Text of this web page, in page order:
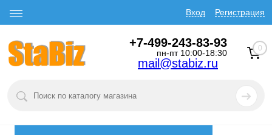
Вход Регистрация
+7-499-243-83-93
пн-пт 10:00-18:30
mail@stabiz.ru
0